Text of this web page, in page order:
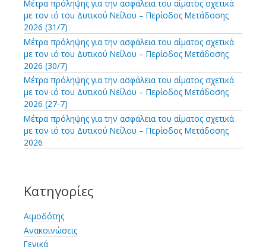
α
:
Μέτρα πρόληψης για την ασφάλεια του αίματος σχετικά
με τον ιό του Δυτικού Νείλου – Περίοδος Μετάδοσης
2026 (31/7)
Μέτρα πρόληψης για την ασφάλεια του αίματος σχετικά
με τον ιό του Δυτικού Νείλου – Περίοδος Μετάδοσης
2026 (30/7)
Μέτρα πρόληψης για την ασφάλεια του αίματος σχετικά
με τον ιό του Δυτικού Νείλου – Περίοδος Μετάδοσης
2026 (27-7)
Μέτρα πρόληψης για την ασφάλεια του αίματος σχετικά
με τον ιό του Δυτικού Νείλου – Περίοδος Μετάδοσης
2026
Κατηγορίες
Αιμοδότης
Ανακοινώσεις
Γενικά